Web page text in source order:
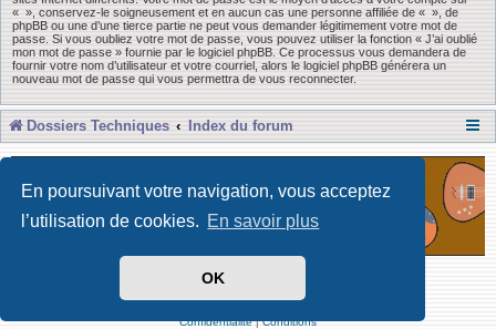
En poursuivant votre navigation, vous acceptez
l’utilisation de cookies. En savoir plus
OK
« », conservez-le soigneusement et en aucun cas une personne affiliée de « », de
phpBB ou une d’une tierce partie ne peut vous demander légitimement votre mot de
passe. Si vous oubliez votre mot de passe, vous pouvez utiliser la fonction « J’ai oublié
mon mot de passe » fournie par le logiciel phpBB. Ce processus vous demandera de
fournir votre nom d’utilisateur et votre courriel, alors le logiciel phpBB générera un
nouveau mot de passe qui vous permettra de vous reconnecter.
Dossiers Techniques Index du forum
Développé par Forum Software © phpBB Limited
Traduit par phpBB-fr
Confidentialité|Conditions